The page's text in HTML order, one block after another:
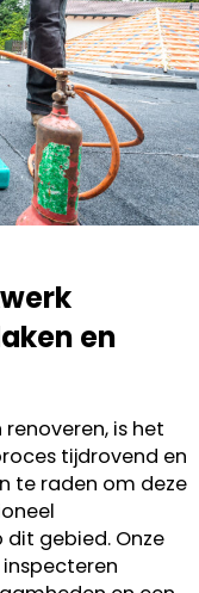
en
is het
tijdrovend en
te raden om deze
gebied. Onze
inspecteren